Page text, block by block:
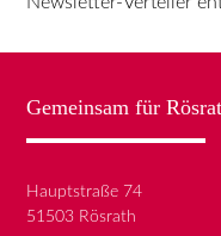
Gemeinsam für
Hauptstraße 74
51503 Rösrath